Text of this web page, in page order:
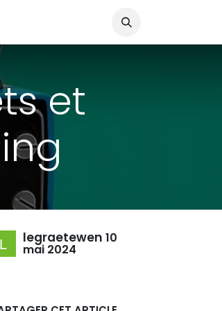
et
legraetewen 10
mai 2024